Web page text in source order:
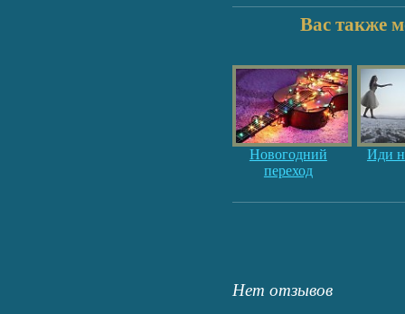
Вас также
Новогодний
переход
Иди
Нет отзывов